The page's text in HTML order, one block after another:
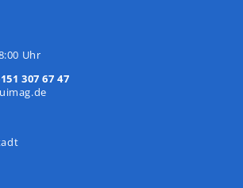
Uhr
307 67 47